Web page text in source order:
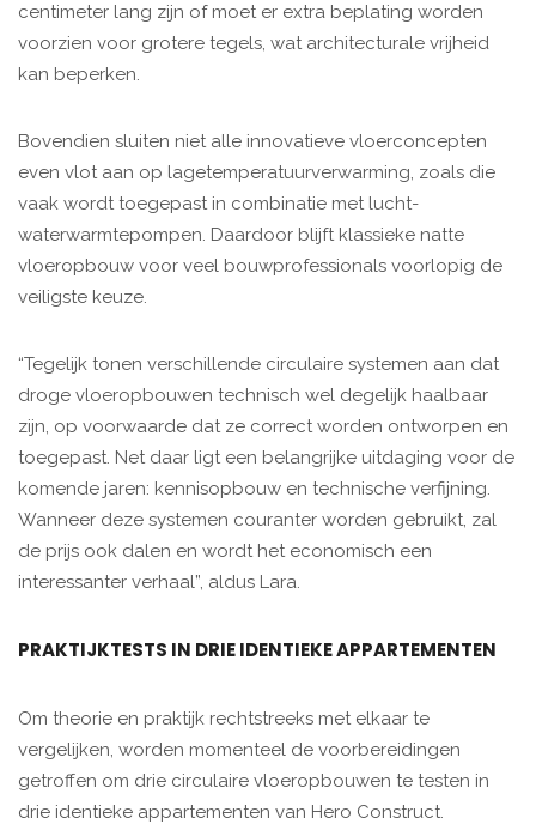
centimeter lang zijn of moet er extra beplating worden
voorzien voor grotere tegels, wat architecturale vrijheid
kan beperken.
Bovendien sluiten niet alle innovatieve vloerconcepten
even vlot aan op lagetemperatuurverwarming, zoals die
vaak wordt toegepast in combinatie met lucht-
waterwarmtepompen. Daardoor blijft klassieke natte
vloeropbouw voor veel bouwprofessionals voorlopig de
veiligste keuze.
“Tegelijk tonen verschillende circulaire systemen aan dat
droge vloeropbouwen technisch wel degelijk haalbaar
zijn, op voorwaarde dat ze correct worden ontworpen en
toegepast. Net daar ligt een belangrijke uitdaging voor de
komende jaren: kennisopbouw en technische verfijning.
Wanneer deze systemen couranter worden gebruikt, zal
de prijs ook dalen en wordt het economisch een
interessanter verhaal”, aldus Lara.
PRAKTIJKTESTS IN DRIE IDENTIEKE APPARTEMENTEN
Om theorie en praktijk rechtstreeks met elkaar te
vergelijken, worden momenteel de voorbereidingen
getroffen om drie circulaire vloeropbouwen te testen in
drie identieke appartementen van Hero Construct.